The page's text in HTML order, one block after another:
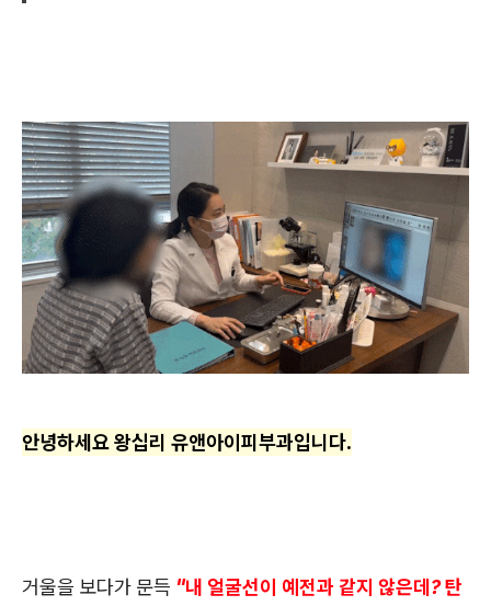
안녕하세요 왕십리 유앤아이피부과입니다.
거울을 보다가 문득 "내 얼굴선이 예전과 같지 않은데? 탄